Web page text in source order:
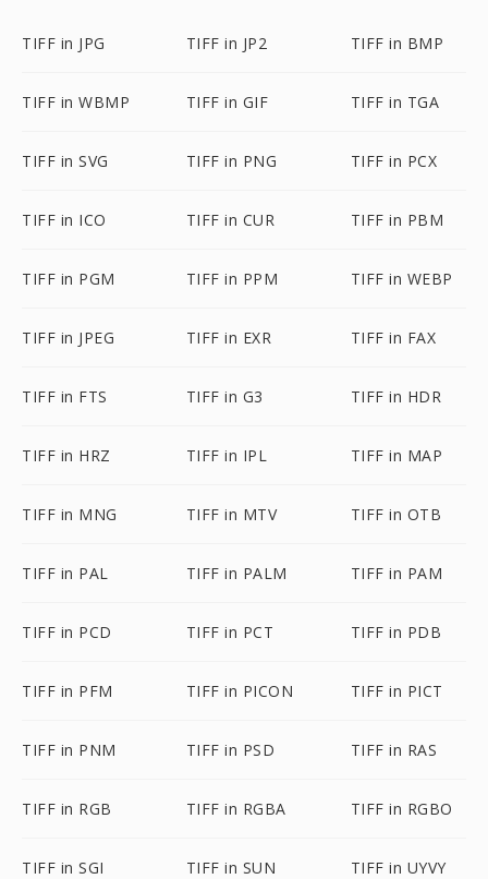
TIFF in JPG TIFF in JP2 TIFF in BMP
TIFF in WBMP TIFF in GIF TIFF in TGA
TIFF in SVG TIFF in PNG TIFF in PCX
TIFF in ICO TIFF in CUR TIFF in PBM
TIFF in PGM TIFF in PPM TIFF in WEBP
TIFF in JPEG TIFF in EXR TIFF in FAX
TIFF in FTS TIFF in G3 TIFF in HDR
TIFF in HRZ TIFF in IPL TIFF in MAP
TIFF in MNG TIFF in MTV TIFF in OTB
TIFF in PAL TIFF in PALM TIFF in PAM
TIFF in PCD TIFF in PCT TIFF in PDB
TIFF in PFM TIFF in PICON TIFF in PICT
TIFF in PNM TIFF in PSD TIFF in RAS
TIFF in RGB TIFF in RGBA TIFF in RGBO
TIFF in SGI TIFF in SUN TIFF in UYVY